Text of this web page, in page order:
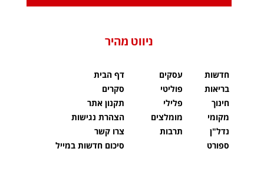
ניווט מהיר
חדשות
בריאות
חינוך
מקומי
נדל"ן
ספורט
עסקים
פוליטי
פלילי
מומלצים
תרבות
דף הבית
סקרים
תקנון אתר
הצהרת נגישות
צרו קשר
סיכום חדשות במייל